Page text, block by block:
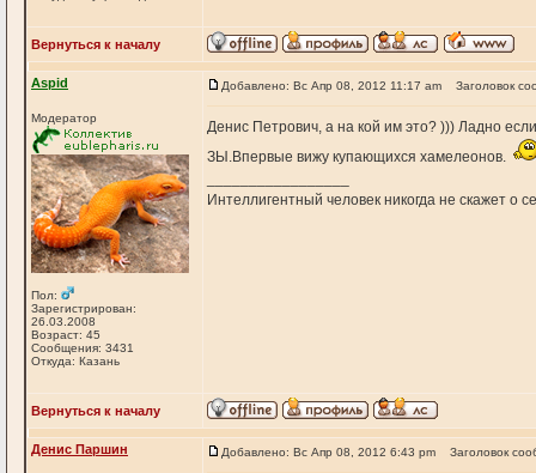
Вернуться к началу
Aspid
Модератор
Пол:
Зарегистрирован:
26.03.2008
Возраст: 45
Сообщения: 3431
Откуда: Казань
Добавлено: Вс Апр 08, 2012 11:17 am Заголовок
Денис Петрович, а на кой им это? ))) Ладно
ЗЫ.Впервые вижу купающихся хамелеонов.
Интеллигентный человек никогда не скажет о
Вернуться к началу
Денис Паршин Добавлено: Вс Апр 08, 2012 6:43 pm Заголовок